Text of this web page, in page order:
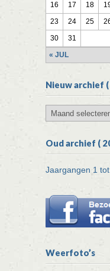
16
17 18
23
24 25
30
31
« JUL
Nieuw archief
Nieuw
archief
vanaf
2020
)
Oud archief (
Jaargangen 1
Weerfoto’s